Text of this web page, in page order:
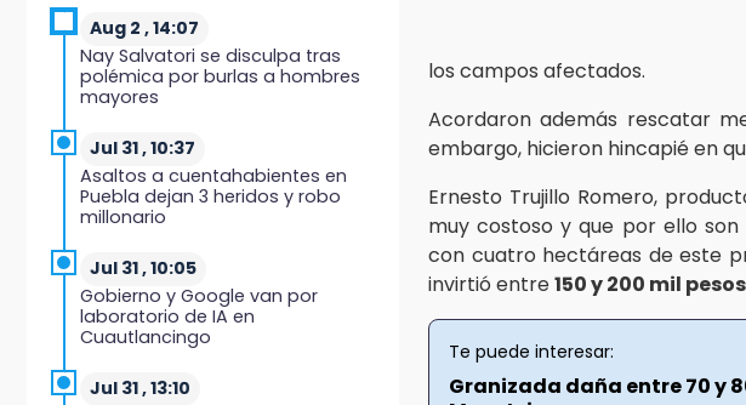
19:54
Investigación de ASE a Tlatehui y
Cuautle no es politiquería, es por
posible desfalco al erario
19:45
Estado invertirá en unidades
médicas del IMSS-Bienestar y el
SEDIF
19:35
De la Vega niega venta de Bravos
Desalojan a dos comerciantes en
Aug 2 , 14:07
Nay Salvatori se disculpa tras
polémica por burlas a hombres
mayores
Jul 31 , 10:37
Asaltos a cuentahabientes en
Puebla dejan 3 heridos y robo
millonario
Jul 31 , 10:05
Gobierno y Google van por
laboratorio de IA en
Cuautlancingo
Jul 31 , 13:10
los campos afectados.
Acordaron además rescatar
embargo, hicieron hincapié en
Ernesto Trujillo Romero,
muy costoso y que por ello
con cuatro hectáreas de este
invirtió entre150 y 200 mil
Te puede interesar:
Granizada daña entre 70 y